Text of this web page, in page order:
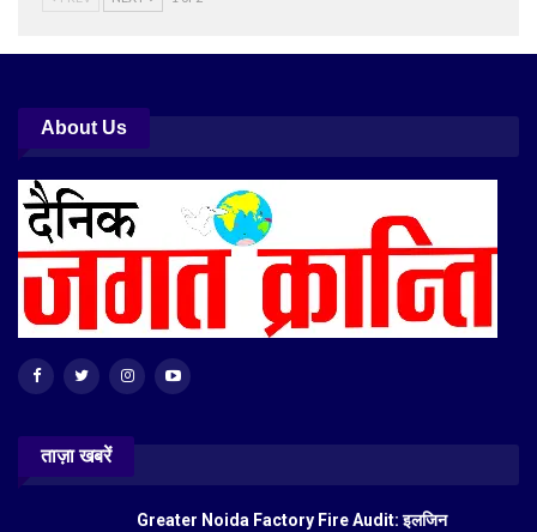
About Us
ताज़ा खबरें
Greater Noida Factory Fire Audit: इलजिन